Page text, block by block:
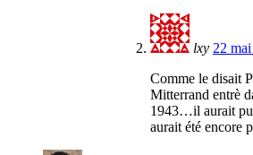
lxy 22
Comme le disait
Mitterrand entrè
1943…il aurait pu
aurait été encore